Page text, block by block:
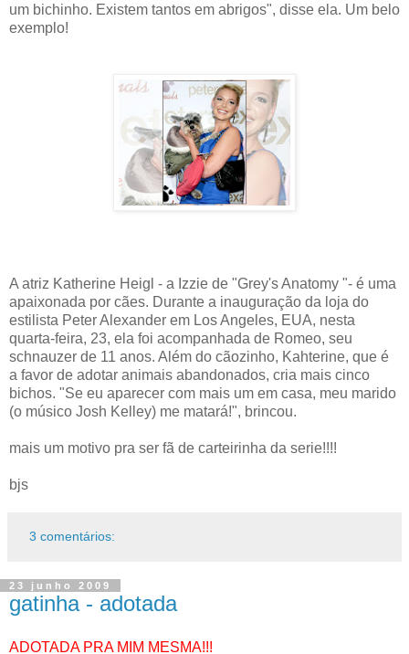
um bichinho. Existem tantos em abrigos", disse ela. Um belo
exemplo!
A atriz Katherine Heigl - a Izzie de "Grey's Anatomy "- é uma
apaixonada por cães. Durante a inauguração da loja do
estilista Peter Alexander em Los Angeles, EUA, nesta
quarta-feira, 23, ela foi acompanhada de Romeo, seu
schnauzer de 11 anos. Além do cãozinho, Kahterine, que é
a favor de adotar animais abandonados, cria mais cinco
bichos. "Se eu aparecer com mais um em casa, meu marido
(o músico Josh Kelley) me matará!", brincou.
mais um motivo pra ser fã de carteirinha da serie!!!!
bjs
3 comentários:
23 junho 2009
gatinha - adotada
ADOTADA PRA MIM MESMA!!!